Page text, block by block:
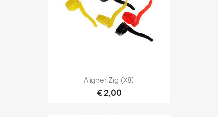
Aligner Zig (X8)
€ 2,00